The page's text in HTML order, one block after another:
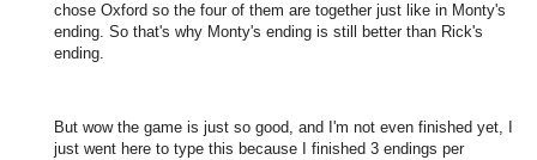
chose Oxford so the four of them are together just like in Monty's
ending. So that's why Monty's ending is still better than Rick's
ending.
But wow the game is just so good, and I'm not even finished yet, I
just went here to type this because I finished 3 endings per